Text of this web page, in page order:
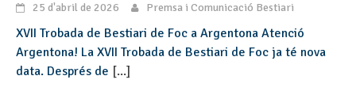
25 d'abril de 2026 Premsa i Comunicació Bestiari
XVII Trobada de Bestiari de Foc a Argentona Atenció
Argentona! La XVII Trobada de Bestiari de Foc ja té nova
data. Després de [...]